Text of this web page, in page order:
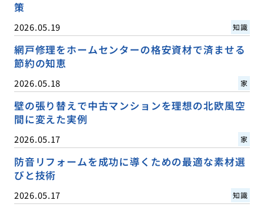
策
2026.05.19 知識
網戸修理をホームセンターの格安資材で済ませる
節約の知恵
2026.05.18 家
壁の張り替えで中古マンションを理想の北欧風空
間に変えた実例
2026.05.17 家
防音リフォームを成功に導くための最適な素材選
びと技術
2026.05.17 知識